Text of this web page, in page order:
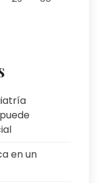
en un